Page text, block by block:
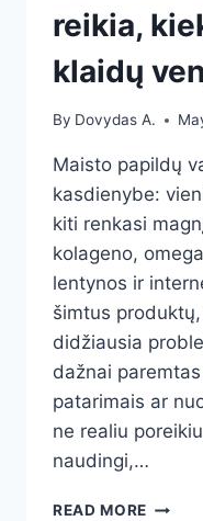
reikia,
klaidų
By Dovydas A.
Maisto papildų
kasdienybe:
kiti renkasi
kolageno,
lentynos ir
šimtus
didžiausia
dažnai
patarimais ar
ne realiu
naudingi,…
READ MORE MAISTO